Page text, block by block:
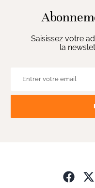
Saisissez votre
la